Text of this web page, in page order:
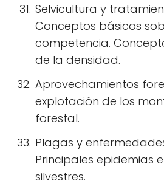
Selvicultura y
Conceptos básicos
competencia.
de la densidad.
Aprovechamientos
explotación de los
forestal.
Plagas y
Principales epidemias
silvestres.